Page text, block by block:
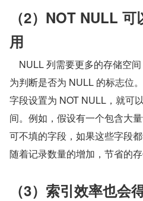
（2）NOT NULL
用
NULL 列需要更多的存储空
为判断是否为 NULL 的标志位
字段设置为 NOT NULL，就可
间。例如，假设有一个包含大
可不填的字段，如果这些字段
随着记录数量的增加，节省的存
（3）索引效率也会